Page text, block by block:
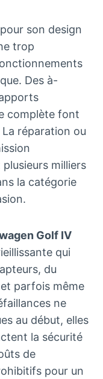
son design
trop
Des à-
complète font
réparation ou
milliers
la catégorie
Golf IV
qui
du
parfois même
ne
au début, elles
la sécurité
de
pour un